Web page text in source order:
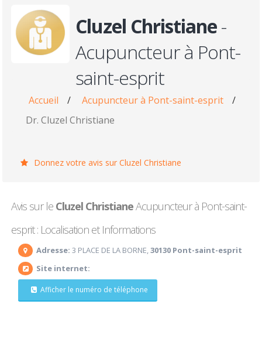
Cluzel Christiane-
Acupuncteur à Pont-
saint-esprit
Accueil / Acupuncteur à Pont-saint-esprit
/
Dr. Cluzel Christiane
Donnez votre avis sur Cluzel Christiane
Avis sur le Cluzel ChristianeAcupuncteur à Pont-saint-
esprit : Localisation et Informations
Adresse: 3 PLACE DE LA BORNE,30130 Pont-saint-esprit
Site internet:
Afficher le numéro de téléphone